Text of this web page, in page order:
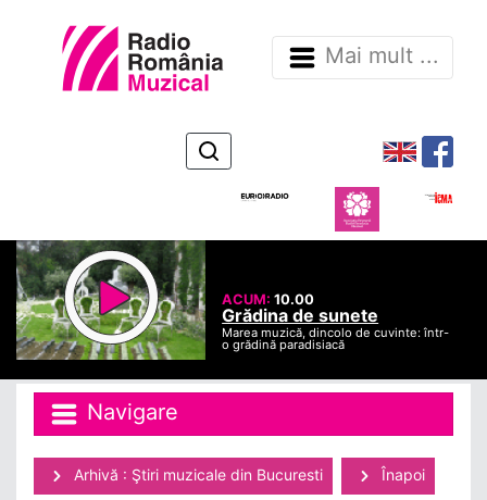
Mai mult ...
ACUM:10.00
Grădina de sunete
Marea muzică, dincolo de cuvinte: într-
o grădină paradisiacă
Navigare
Arhivă : Ştiri muzicale din Bucuresti Înapoi